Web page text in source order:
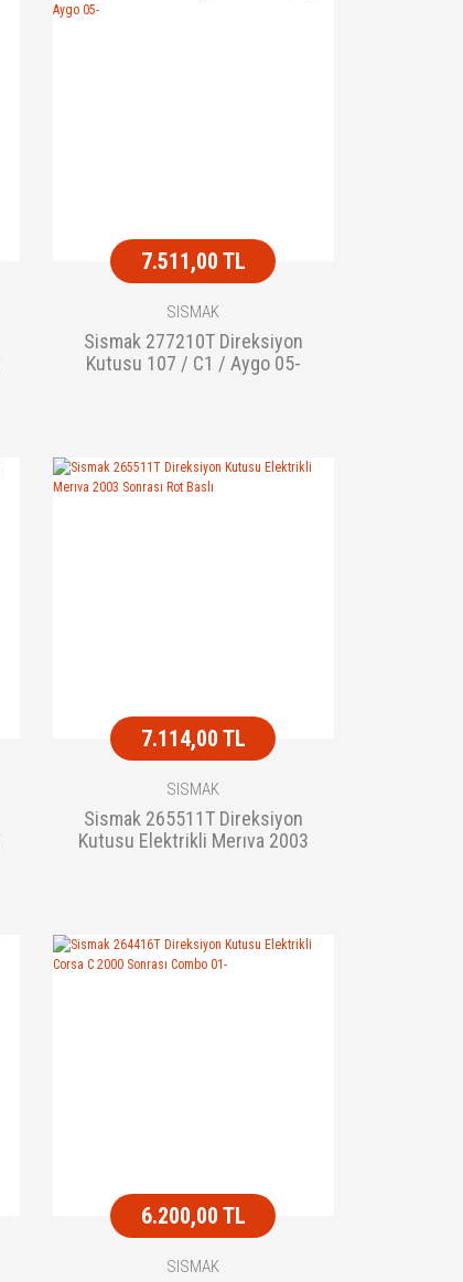
7.511,00 TL
SISMAK
Sismak 277210T Direksiyon
Kutusu 107 / C1 / Aygo 05-
7.114,00 TL
SISMAK
Sismak 265511T Direksiyon
Kutusu Elektrikli Merıva 2003
6.200,00 TL
SISMAK